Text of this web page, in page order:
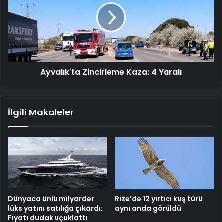
Yaralı
Ayvalık'ta Zincirleme Kaza: 4 Yaralı
İlgili Makaleler
Dünyaca ünlü milyarder
lüks yatını satılığa çıkardı:
Fiyatı dudak uçuklattı
Rize’de 12 yırtıcı kuş türü
aynı anda görüldü